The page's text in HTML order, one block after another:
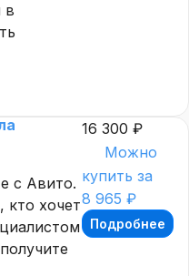
в
с Авито.
кто хочет
16 300 ₽
Можно
купить за
8 965 ₽
Подробнее